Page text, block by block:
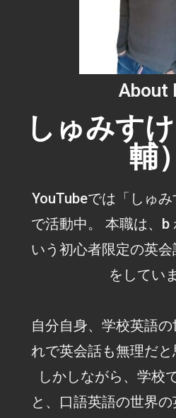
About
しゅみす
輔）
YouTubeでは「しゅ
で活動中。 本職は、b
いう初心者限定の英
をしてい
自分自身、学校英語
れで英会話も無理だと
しかしながら、学校
と、口語英語の世界